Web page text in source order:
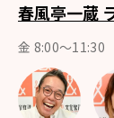
春風亭一蔵
金 8:00～11:30